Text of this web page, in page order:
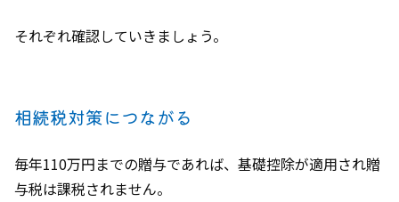
それぞれ確認していきましょう。
相続税対策につながる
毎年110万円までの贈与であれば、基礎控除が適用され贈
与税は課税されません。